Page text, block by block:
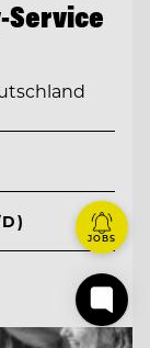
Service
JOBS